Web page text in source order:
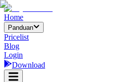
Home
Panduan
Pricelist
Blog
Login
Download